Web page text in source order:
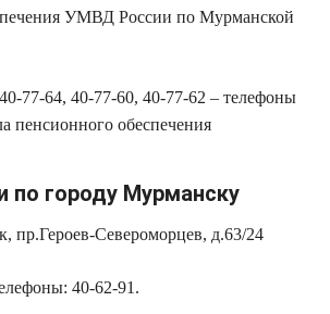
УМВД России по Мурманской
77-64, 40-77-60, 40-77-62 – телефоны
пенсионного обеспечения
городу Мурманску
пр.Героев-Североморцев, д.63/24
40-62-91.